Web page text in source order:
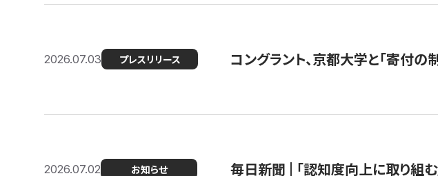
2026.07.03 プレスリリース コングラント、京都大学と「寄付
2026.07.02 お知らせ 毎日新聞 | 「認知度向上に取り組